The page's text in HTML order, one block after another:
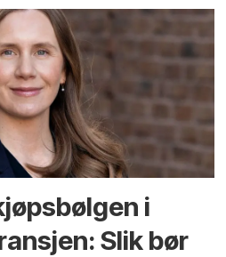
i
Slik bør